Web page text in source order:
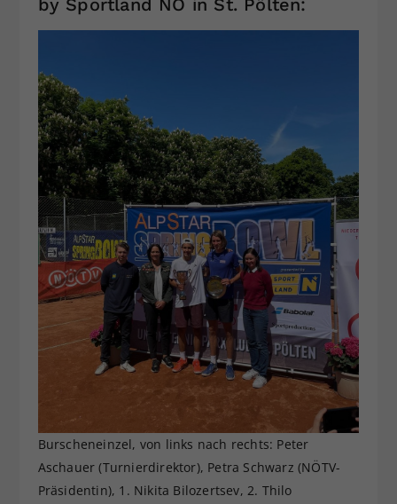
by Sportland NÖ in St. Pölten:
Burscheneinzel, von links nach rechts: Peter
Aschauer (Turnierdirektor), Petra Schwarz (NÖTV-
Präsidentin), 1. Nikita Bilozertsev, 2. Thilo